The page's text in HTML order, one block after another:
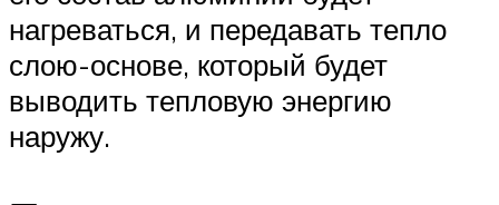
нагреваться, и передавать тепло
слою-основе, который будет
выводить тепловую энергию
наружу.